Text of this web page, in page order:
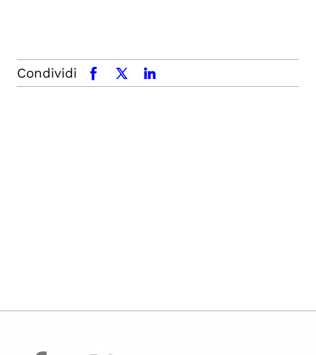
Condividi facebookx.comlinkedin